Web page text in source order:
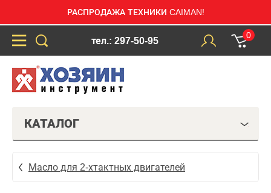
РАСПРОДАЖА ТЕХНИКИ CAIMAN!
тел.: 297-50-95
0
КАТАЛОГ
Масло для 2-хтактных двигателей